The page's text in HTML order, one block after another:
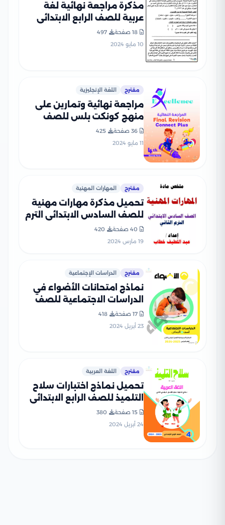
مذكرة مراجعة نهائية لغة
عربية للصف الرابع الابتدائي
الترم الثاني
18 صفحة
497
10 مايو 2024
مقترح اللغة الإنجليزية
مراجعة نهائية وتمارين على
منهج كونكت بلس للصف
الرابع الابتدائي الفصل
الدراسي الثاني
36 صفحة
425
11 مايو 2024
مقترح المهارات المهنية
تحميل مذكرة مهارات مهنية
للصف السادس الابتدائي الترم
الثاني 2024
40 صفحة
420
19 مارس 2024
مقترح الدراسات الإجتماعية
نماذج امتحانات الأضواء في
الدراسات الاجتماعية للصف
الرابع الابتدائي الترم الثاني
2024 بصيغة PDF
17 صفحة
418
23 أبريل 2024
مقترح اللغة العربية
تحميل نماذج اختبارات سلاح
التلميذ للصف الرابع الابتدائي
في اللغة العربية مع إجاباتها
النموذجية
15 صفحة
380
24 أبريل 2024